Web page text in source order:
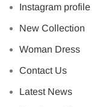
Instagram profile
New Collection
Woman Dress
Contact Us
Latest News